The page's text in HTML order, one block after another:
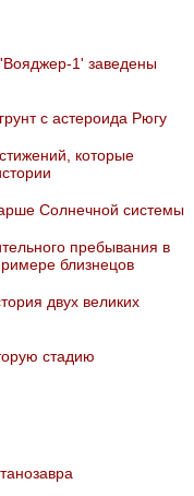
1' заведены
с астероида Рюгу
которые
Солнечной системы
пребывания в
близнецов
двух великих
стадию